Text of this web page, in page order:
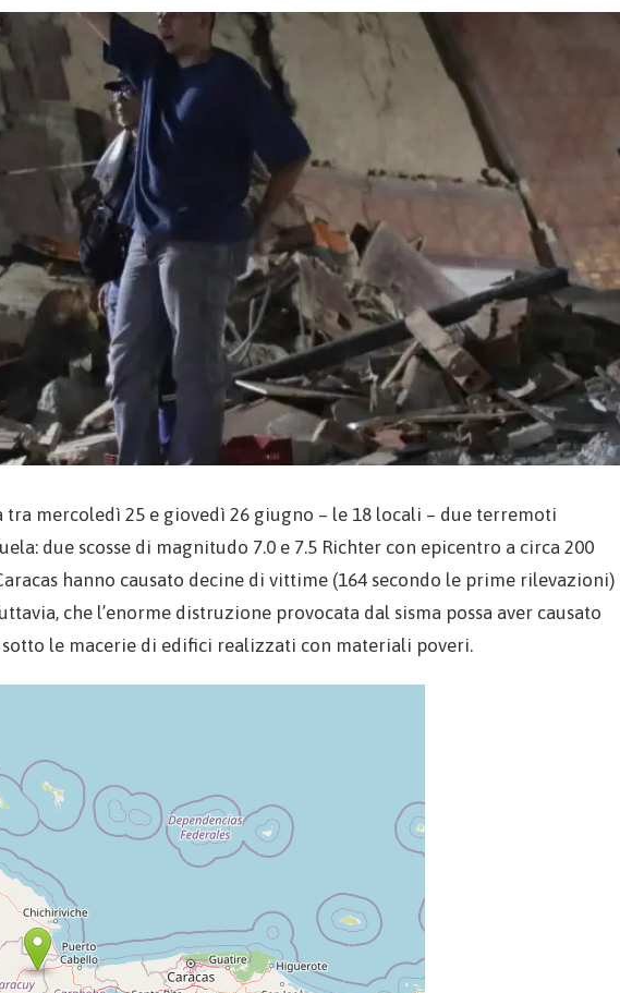
mercoledì 25 e giovedì 26 giugno – le 18 locali – due terremoti
due scosse di magnitudo 7.0 e 7.5 Richter con epicentro a circa 200
hanno causato decine di vittime (164 secondo le prime rilevazioni)
che l’enorme distruzione provocata dal sisma possa aver causato
le macerie di edifici realizzati con materiali poveri.